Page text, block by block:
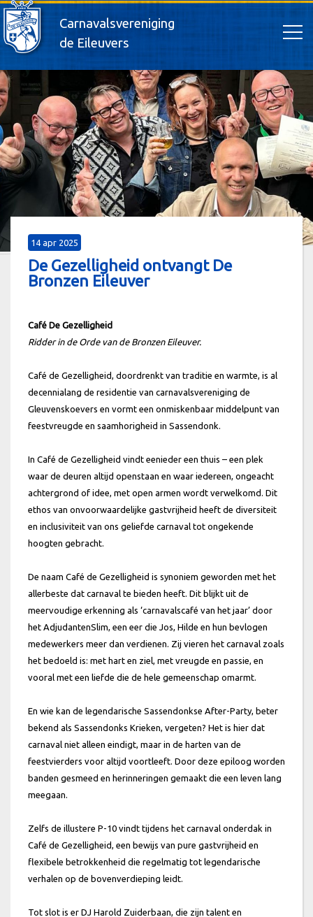
Carnavalsvereniging
de Eileuvers
14 apr 2025
De Gezelligheid ontvangt De
Bronzen Eileuver
Café De Gezelligheid
Ridder in de Orde van de Bronzen Eileuver.
Café de Gezelligheid, doordrenkt van traditie en warmte, is al
decennialang de residentie van carnavalsvereniging de
Gleuvenskoevers en vormt een onmiskenbaar middelpunt van
feestvreugde en saamhorigheid in Sassendonk.
In Café de Gezelligheid vindt eenieder een thuis – een plek
waar de deuren altijd openstaan en waar iedereen, ongeacht
achtergrond of idee, met open armen wordt verwelkomd. Dit
ethos van onvoorwaardelijke gastvrijheid heeft de diversiteit
en inclusiviteit van ons geliefde carnaval tot ongekende
hoogten gebracht.
De naam Café de Gezelligheid is synoniem geworden met het
allerbeste dat carnaval te bieden heeft. Dit blijkt uit de
meervoudige erkenning als ‘carnavalscafé van het jaar’ door
het AdjudantenSlim, een eer die Jos, Hilde en hun bevlogen
medewerkers meer dan verdienen. Zij vieren het carnaval zoals
het bedoeld is: met hart en ziel, met vreugde en passie, en
vooral met een liefde die de hele gemeenschap omarmt.
En wie kan de legendarische Sassendonkse After-Party, beter
bekend als Sassendonks Krieken, vergeten? Het is hier dat
carnaval niet alleen eindigt, maar in de harten van de
feestvierders voor altijd voortleeft. Door deze epiloog worden
banden gesmeed en herinneringen gemaakt die een leven lang
meegaan.
Zelfs de illustere P-10 vindt tijdens het carnaval onderdak in
Café de Gezelligheid, een bewijs van pure gastvrijheid en
flexibele betrokkenheid die regelmatig tot legendarische
verhalen op de bovenverdieping leidt.
Tot slot is er DJ Harold Zuiderbaan, die zijn talent en